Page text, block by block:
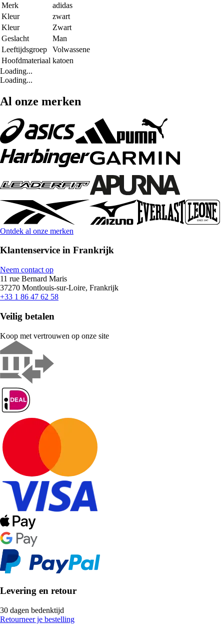
Merk
adidas
Kleur
zwart
Kleur
Zwart
Geslacht
Man
Leeftijdsgroep
Volwassene
Hoofdmateriaal katoen
Loading...
Loading...
Al onze merken
Ontdek al onze merken
Klantenservice in Frankrijk
Neem contact op
11 rue Bernard Maris
37270 Montlouis-sur-Loire, Frankrijk
+33 1 86 47 62 58
Veilig betalen
Koop met vertrouwen op onze site
Levering en retour
30 dagen bedenktijd
Retourneer je bestelling